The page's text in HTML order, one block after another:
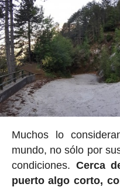
Muchos lo
mundo, no sólo por
condiciones. Cerca
puerto algo corto,